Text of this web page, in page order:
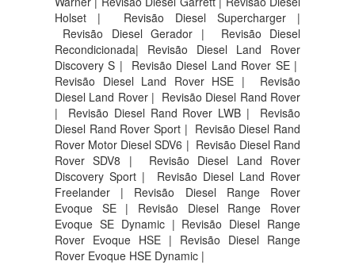
Holset | Revisão Diesel Supercharger |
Revisão Diesel Gerador | Revisão Diesel
Recondicionada| Revisão Diesel Land Rover
Discovery S |
Revisão Diesel Land Rover SE |
Revisão Diesel Land Rover HSE |
Revisão
Diesel Land Rover | Revisão Diesel Rand Rover
|
Revisão Diesel Rand Rover LWB |
Revisão
Diesel Rand Rover Sport | Revisão Diesel Rand
Rover Motor Diesel SDV6 | Revisão Diesel Rand
Rover SDV8 |
Revisão Diesel Land Rover
Discovery Sport |
Revisão Diesel Land Rover
Freelander | Revisão Diesel Range Rover
Evoque SE | Revisão Diesel Range Rover
Evoque SE Dynamic | Revisão Diesel Range
Rover Evoque HSE | Revisão Diesel Range
Rover Evoque HSE Dynamic |